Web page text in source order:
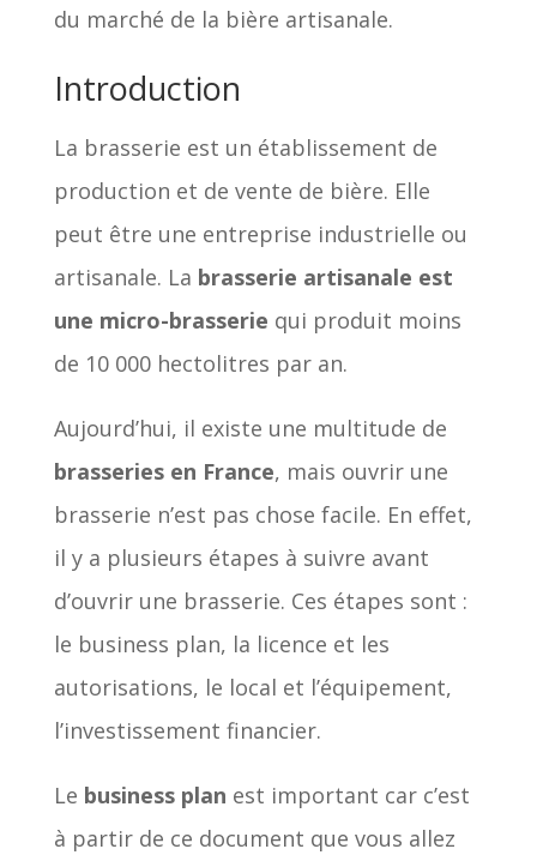
du marché de la bière artisanale.
Introduction
La brasserie est un établissement de
production et de vente de bière. Elle
peut être une entreprise industrielle ou
artisanale. La brasserie artisanale est
une micro-brasserie qui produit moins
de 10 000 hectolitres par an.
Aujourd’hui, il existe une multitude de
brasseries en France, mais ouvrir une
brasserie n’est pas chose facile. En effet,
il y a plusieurs étapes à suivre avant
d’ouvrir une brasserie. Ces étapes sont :
le business plan, la licence et les
autorisations, le local et l’équipement,
l’investissement financier.
Le business plan est important car c’est
à partir de ce document que vous allez